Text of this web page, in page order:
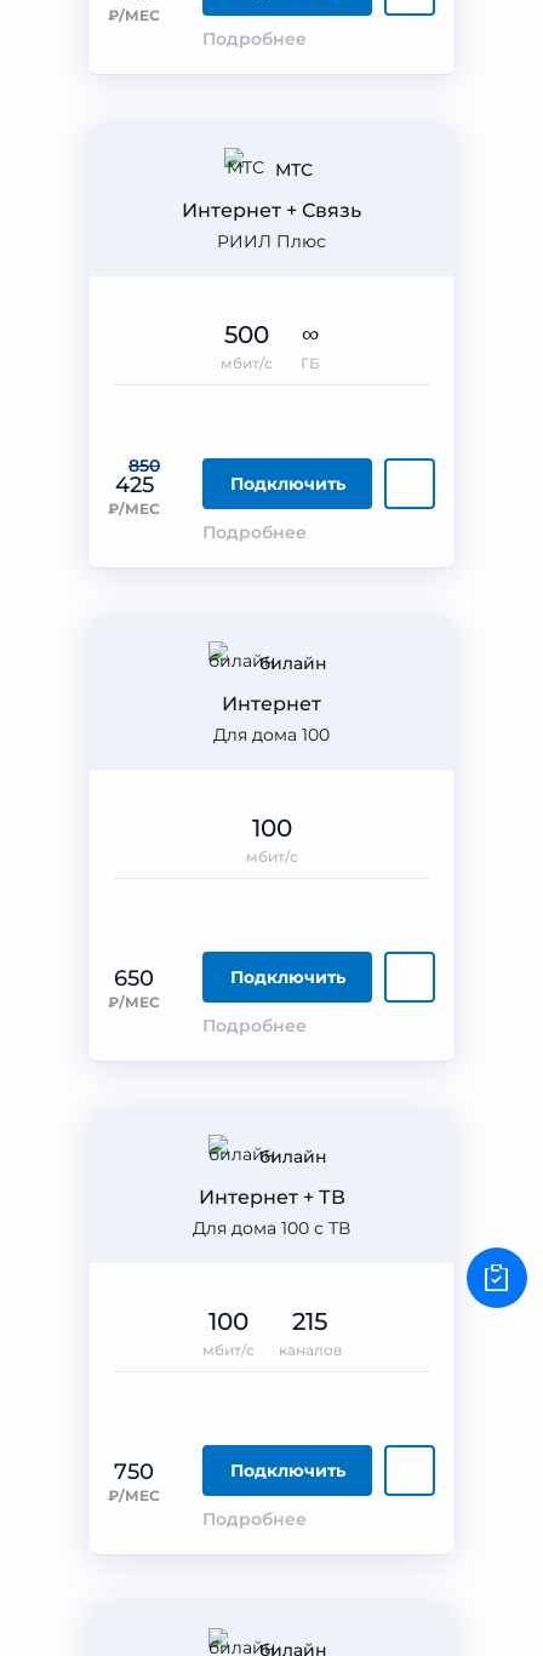
₽/МЕС
Подробнее
МТС
РИИЛ Плюс
Интернет + Связь
850
425
₽/МЕС
Подключить
Подробнее
500
мбит/с
∞
ГБ
билайн
Для дома 100
Интернет
650
₽/МЕС
Подключить
Подробнее
100
мбит/с
билайн
Для дома 100 с ТВ
Интернет + ТВ
750
₽/МЕС
Подключить
Подробнее
100
мбит/с
215
каналов
билайн